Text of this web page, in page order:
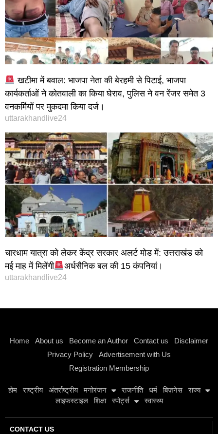
खटीमा में बवाल: भाजपा नेता की बेरहमी से पिटाई, भाजपा
कार्यकर्ताओं ने कोतवाली का किया घेराव, पुलिस ने वन रेंजर समेत 3
वनकर्मियों पर मुकदमा किया दर्ज।
uttarakhandlive24
चारधाम यात्रा को लेकर केंद्र सरकार अलर्ट मोड में: उत्तराखंड को
मई माह में मिलेंगी
अर्धसैनिक बल की 15 कंपनियां।
uttarakhandlive24
Home About us Become an Author Contact us
Disclaimer
Privacy Policy
Advertisement with Us
Registration Membership
होम राष्ट्रीय अंतर्राष्ट्रीय मनोरंजन राजनीति धर्म बिज़नेस
राज्य
लाइफस्टाइल
शिक्षा स्पोर्ट्स स्वास्थ्य
CONTACT US